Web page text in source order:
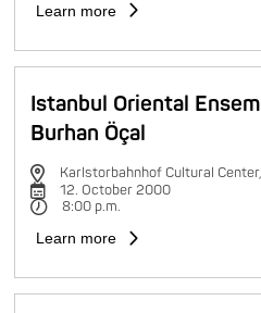
Learn more
Istanbul Oriental
Burhan Öçal
Karlstorbahnhof Cultural
12. October 2000
8:00 p.m.
Learn more